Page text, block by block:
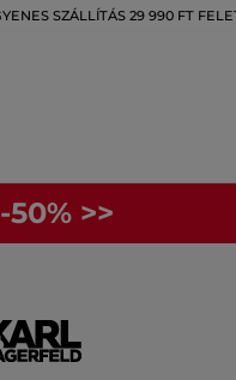
SZÁLLÍTÁS 29 990 FT
50% >>